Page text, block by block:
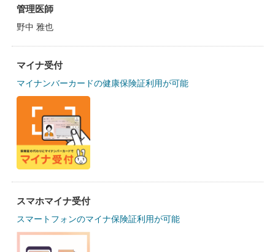
管理医師
野中 雅也
マイナ受付
マイナンバーカードの健康保険証利用が可能
スマホマイナ受付
スマートフォンのマイナ保険証利用が可能